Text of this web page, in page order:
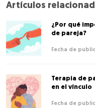
Artículos
¿Por qué
de pareja?
Terapia de
en el vínculo